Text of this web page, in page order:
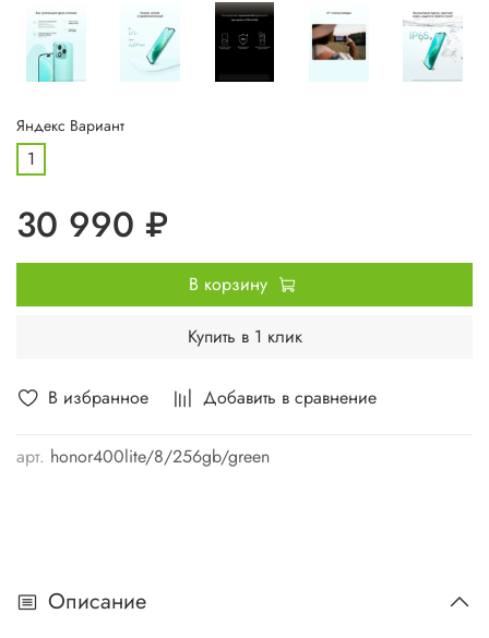
В избранное Добавить в сравнение
арт. honor400lite/8/256gb/green
Яндекс Вариант
1
30 990 ₽
В корзину
Купить в 1 клик
Описание